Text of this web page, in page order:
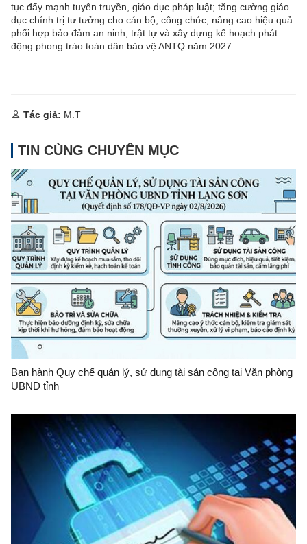
tục đẩy mạnh tuyên truyền, giáo dục pháp luật; tăng cường giáo
dục chính trị tư tưởng cho cán bộ, công chức; nâng cao hiệu quả
phối hợp bảo đảm an ninh, trật tự và xây dựng kế hoạch phát
động phong trào toàn dân bảo vệ ANTQ năm 2027.
Tác giả: M.T
TIN CÙNG CHUYÊN MỤC
Ban hành Quy chế quản lý, sử dụng tài sản công tại Văn phòng
UBND tỉnh